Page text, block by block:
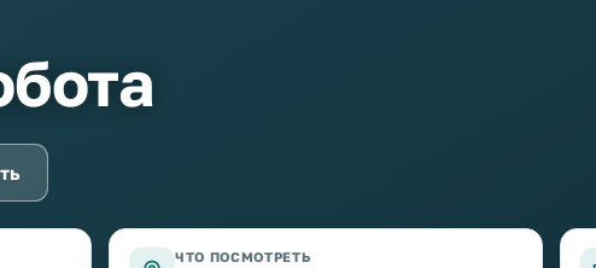
ЧТО ПОСМОТРЕТЬ